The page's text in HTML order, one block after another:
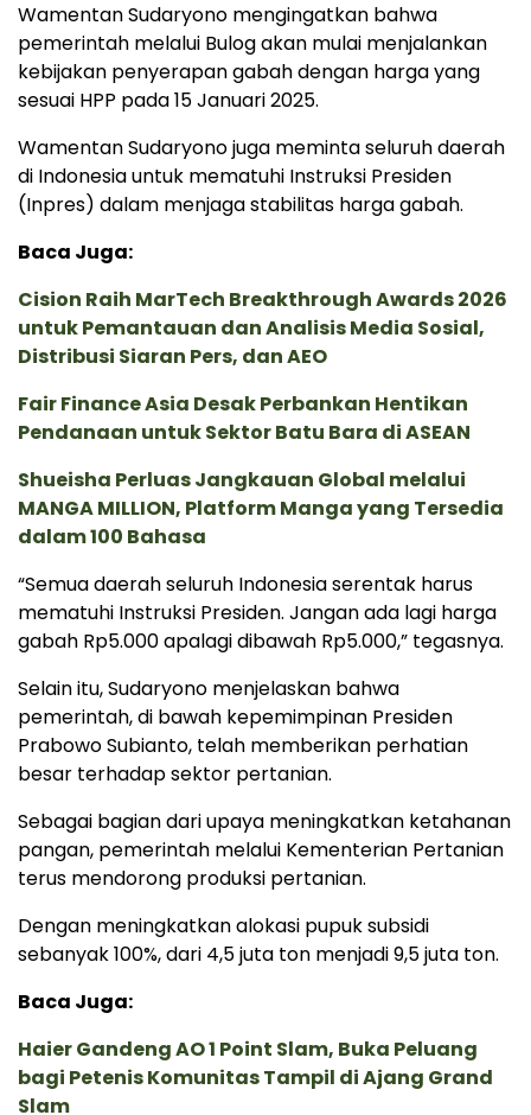
Wamentan Sudaryono mengingatkan bahwa
pemerintah melalui Bulog akan mulai menjalankan
kebijakan penyerapan gabah dengan harga yang
sesuai HPP pada 15 Januari 2025.
Wamentan Sudaryono juga meminta seluruh daerah
di Indonesia untuk mematuhi Instruksi Presiden
(Inpres) dalam menjaga stabilitas harga gabah.
Baca Juga:
Cision Raih MarTech Breakthrough Awards 2026
untuk Pemantauan dan Analisis Media Sosial,
Distribusi Siaran Pers, dan AEO
Fair Finance Asia Desak Perbankan Hentikan
Pendanaan untuk Sektor Batu Bara di ASEAN
Shueisha Perluas Jangkauan Global melalui
MANGA MILLION, Platform Manga yang Tersedia
dalam 100 Bahasa
“Semua daerah seluruh Indonesia serentak harus
mematuhi Instruksi Presiden. Jangan ada lagi harga
gabah Rp5.000 apalagi dibawah Rp5.000,” tegasnya.
Selain itu, Sudaryono menjelaskan bahwa
pemerintah, di bawah kepemimpinan Presiden
Prabowo Subianto, telah memberikan perhatian
besar terhadap sektor pertanian.
Sebagai bagian dari upaya meningkatkan ketahanan
pangan, pemerintah melalui Kementerian Pertanian
terus mendorong produksi pertanian.
Dengan meningkatkan alokasi pupuk subsidi
sebanyak 100%, dari 4,5 juta ton menjadi 9,5 juta ton.
Baca Juga:
Haier Gandeng AO 1 Point Slam, Buka Peluang
bagi Petenis Komunitas Tampil di Ajang Grand
Slam